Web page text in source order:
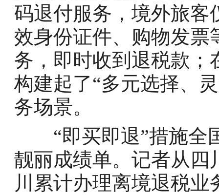
码退付服务，境外旅客
效身份证件、购物发票
务，即时收到退税款；
构建起了“多元选择、
务场景。
“即买即退”措施全
靓丽成绩单。记者从四
川累计办理离境退税